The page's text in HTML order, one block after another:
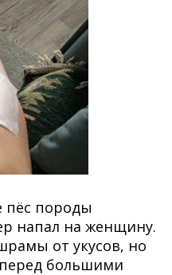
пёс породы
напал на женщину.
от укусов, но
большими